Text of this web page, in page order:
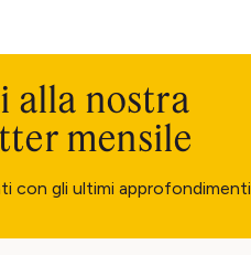
alla nostra
mensile
con gli ultimi approfondimenti